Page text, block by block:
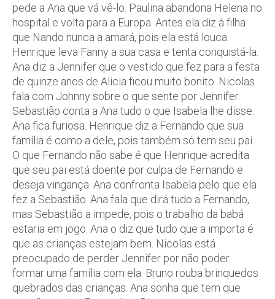
pede a Ana que vá vê-lo. Paulina abandona Helena no
hospital e volta para a Europa. Antes ela diz à filha
que Nando nunca a amará, pois ela está louca.
Henrique leva Fanny a sua casa e tenta conquistá-la.
Ana diz a Jennifer que o vestido que fez para a festa
de quinze anos de Alicia ficou muito bonito. Nicolas
fala com Johnny sobre o que sente por Jennifer.
Sebastião conta a Ana tudo o que Isabela lhe disse.
Ana fica furiosa. Henrique diz a Fernando que sua
família é como a dele, pois também só tem seu pai.
O que Fernando não sabe é que Henrique acredita
que seu pai está doente por culpa de Fernando e
deseja vingança. Ana confronta Isabela pelo que ela
fez a Sebastião. Ana fala que dirá tudo a Fernando,
mas Sebastião a impede, pois o trabalho da babá
estaria em jogo. Ana o diz que tudo que a importa é
que as crianças estejam bem. Nicolas está
preocupado de perder Jennifer por não poder
formar uma família com ela. Bruno rouba brinquedos
quebrados das crianças. Ana sonha que tem que